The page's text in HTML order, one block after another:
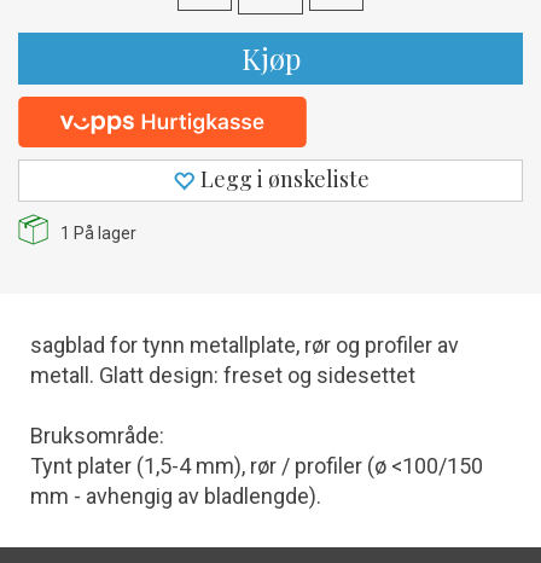
Kjøp
Legg i ønskeliste
1 På lager
sagblad for tynn metallplate, rør og profiler av
metall. Glatt design: freset og sidesettet
Bruksområde:
Tynt plater (1,5-4 mm), rør / profiler (ø <100/150
mm - avhengig av bladlengde).